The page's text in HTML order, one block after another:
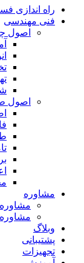
راه اندازی
فنی مهندسی
اصول
اصول
مشاوره
وبلاگ
پشتیبانی
تجهیزات